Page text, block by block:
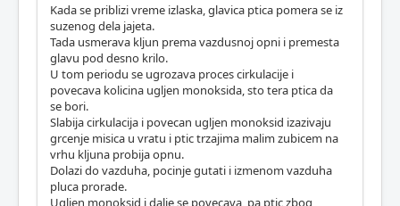
Kada se priblizi vreme izlaska, glavica ptica pomera se iz
suzenog dela jajeta.
Tada usmerava kljun prema vazdusnoj opni i premesta
glavu pod desno krilo.
U tom periodu se ugrozava proces cirkulacije i
povecava kolicina ugljen monoksida, sto tera ptica da
se bori.
Slabija cirkulacija i povecan ugljen monoksid izazivaju
grcenje misica u vratu i ptic trzajima malim zubicem na
vrhu kljuna probija opnu.
Dolazi do vazduha, pocinje gutati i izmenom vazduha
pluca prorade.
Ugljen monoksid i dalje se povecava, pa ptic zbog